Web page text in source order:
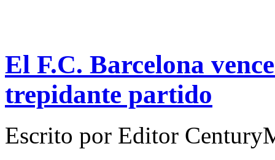
El F.C. Barcelona
trepidante partido
Escrito por Editor